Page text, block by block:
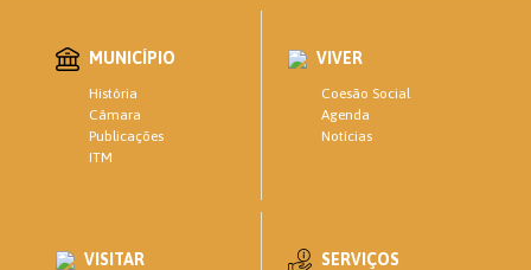
MUNICÍPIO
História
Câmara
Publicações
ITM
VIVER
Coesão Social
Agenda
Notícias
VISITAR SERVIÇOS